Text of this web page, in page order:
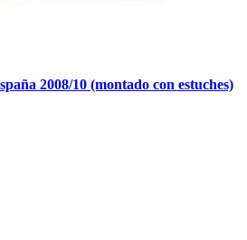
2008/10 (montado con estuches)